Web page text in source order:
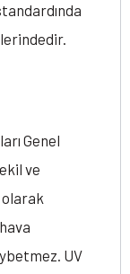
Genel
ve
olarak
UV